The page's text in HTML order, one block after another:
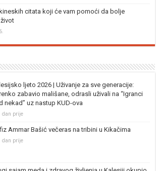
citata koji će vam pomoći da bolje
ljeto 2026 | Uživanje za sve generacije:
zabavio mališane, odrasli uživali na “Igranci
nekad” uz nastup KUD-ova
dan prije
Ammar Bašić večeras na tribini u Kikačima
dan prije